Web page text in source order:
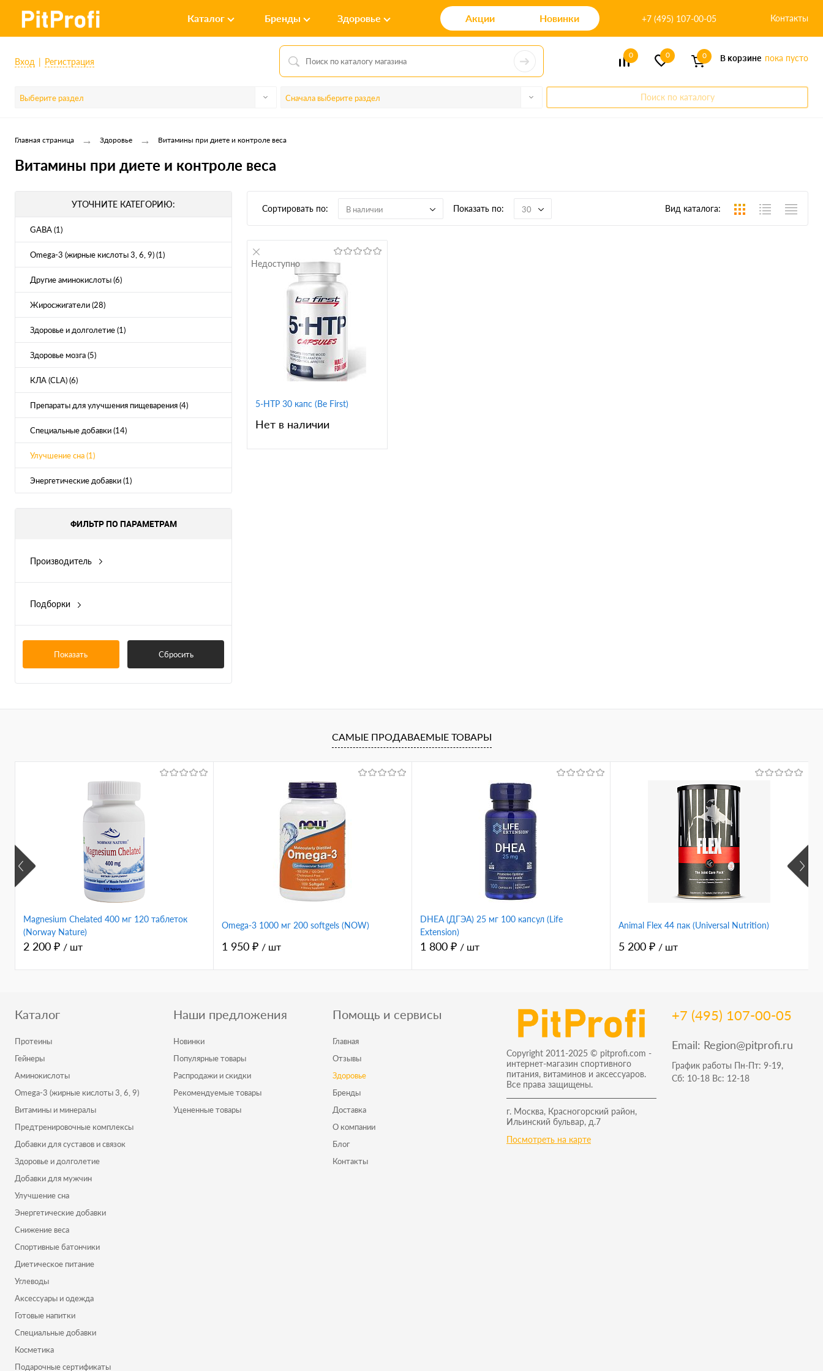
Каталог Бренды Здоровье Акции Новинки +7 (495) 107-00-05 Контакты
Вход Регистрация
0 0 0 В корзине пока пусто
Выберите раздел Сначала выберите раздел Поиск по каталогу
Главная страница → Здоровье → Витамины при диете и контроле веса
Витамины при диете и контроле веса
УТОЧНИТЕ КАТЕГОРИЮ:
GABA (1)
Omega-3 (жирные кислоты 3, 6, 9) (1)
Другие аминокислоты (6)
Жиросжигатели (28)
Здоровье и долголетие (1)
Здоровье мозга (5)
КЛА (CLA) (6)
Препараты для улучшения пищеварения (4)
Специальные добавки (14)
Улучшение сна (1)
Энергетические добавки (1)
ФИЛЬТР ПО ПАРАМЕТРАМ
Производитель
Подборки
Показать Сбросить
Сортировать по: В наличии Показать по: 30 Вид каталога:
5-HTP 30 капс (Be First)
Нет в наличии
Недоступно
САМЫЕ ПРОДАВАЕМЫЕ ТОВАРЫ
Magnesium Chelated 400 мг 120 таблеток
(Norway Nature)
2 200 ₽ / шт
Omega-3 1000 мг 200 softgels (NOW)
1 950 ₽ / шт
DHEA (ДГЭА) 25 мг 100 капсул (Life
Extension)
1 800 ₽ / шт
Animal Flex 44 пак (Universal Nutrition)
5 200 ₽ / шт
Каталог
Протеины
Гейнеры
Аминокислоты
Omega-3 (жирные кислоты 3, 6, 9)
Витамины и минералы
Предтренировочные комплексы
Добавки для суставов и связок
Здоровье и долголетие
Добавки для мужчин
Улучшение сна
Энергетические добавки
Снижение веса
Спортивные батончики
Диетическое питание
Углеводы
Аксессуары и одежда
Готовые напитки
Специальные добавки
Косметика
Подарочные сертификаты
Наши предложения
Новинки
Популярные товары
Распродажи и скидки
Рекомендуемые товары
Уцененные товары
Помощь и сервисы
Главная
Отзывы
Здоровье
Бренды
Доставка
О компании
Блог
Контакты
Copyright 2011-2025 © pitprofi.com -
интернет-магазин спортивного
питания, витаминов и аксессуаров.
Все права защищены.
г. Москва, Красногорский район,
Ильинский бульвар, д.7
Посмотреть на карте
+7 (495) 107-00-05
Email: Region@pitprofi.ru
График работы Пн-Пт: 9-19,
Сб: 10-18 Вс: 12-18